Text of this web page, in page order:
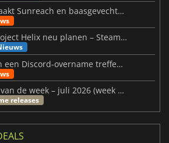
Palworld-update maakt Sunreach en baasgevechten stabieler
Microsoft könnte Project Helix neu planen – Steam-Support wackelt
Malware-kaarten en een Discord-overname treffen Meccha Chameleon
Niuwe Videogames van de week – juli 2026 (week 31)
releases